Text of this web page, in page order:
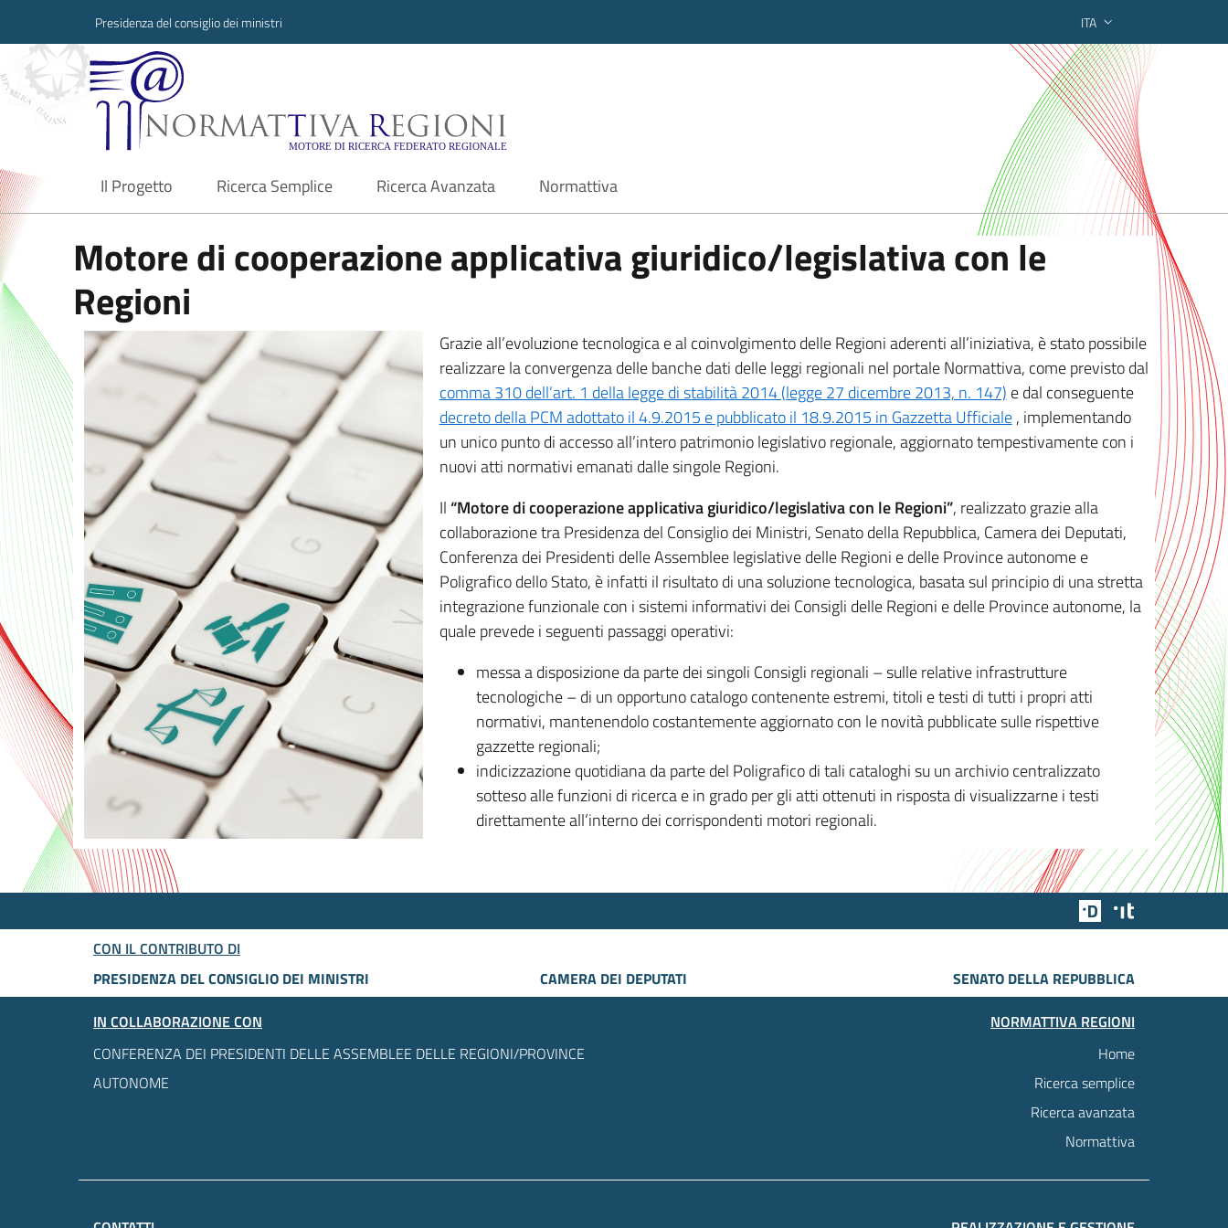
Presidenza del consiglio dei ministri ITA
Normattiva Regioni - Motore di ricerca federato regionale
Il Progetto
current Ricerca Semplice Ricerca Avanzata Normattiva
Motore di cooperazione applicativa giuridico/legislativa con le
Regioni
Grazie all’evoluzione tecnologica e al coinvolgimento delle Regioni aderenti all’iniziativa, è stato possibile
realizzare la convergenza delle banche dati delle leggi regionali nel portale Normattiva, come previsto dal
comma 310 dell’art. 1 della legge di stabilità 2014 (legge 27 dicembre 2013, n. 147) e dal conseguente
decreto della PCM adottato il 4.9.2015 e pubblicato il 18.9.2015 in Gazzetta Ufficiale, implementando
un unico punto di accesso all’intero patrimonio legislativo regionale, aggiornato tempestivamente con i
nuovi atti normativi emanati dalle singole Regioni.
Il “Motore di cooperazione applicativa giuridico/legislativa con le Regioni”, realizzato grazie alla
collaborazione tra Presidenza del Consiglio dei Ministri, Senato della Repubblica, Camera dei Deputati,
Conferenza dei Presidenti delle Assemblee legislative delle Regioni e delle Province autonome e
Poligrafico dello Stato, è infatti il risultato di una soluzione tecnologica, basata sul principio di una stretta
integrazione funzionale con i sistemi informativi dei Consigli delle Regioni e delle Province autonome, la
quale prevede i seguenti passaggi operativi:
messa a disposizione da parte dei singoli Consigli regionali – sulle relative infrastrutture
tecnologiche – di un opportuno catalogo contenente estremi, titoli e testi di tutti i propri atti
normativi, mantenendolo costantemente aggiornato con le novità pubblicate sulle rispettive
gazzette regionali;
indicizzazione quotidiana da parte del Poligrafico di tali cataloghi su un archivio centralizzato
sotteso alle funzioni di ricerca e in grado per gli atti ottenuti in risposta di visualizzarne i testi
direttamente all’interno dei corrispondenti motori regionali.
Team Digitale
CON IL CONTRIBUTO DI
PRESIDENZA DEL CONSIGLIO DEI MINISTRI
CAMERA DEI DEPUTATI
SENATO DELLA REPUBBLICA
IN COLLABORAZIONE CON
CONFERENZA DEI PRESIDENTI DELLE ASSEMBLEE DELLE REGIONI/PROVINCE
AUTONOME
NORMATTIVA REGIONI
Home
Ricerca semplice
Ricerca avanzata
Normattiva